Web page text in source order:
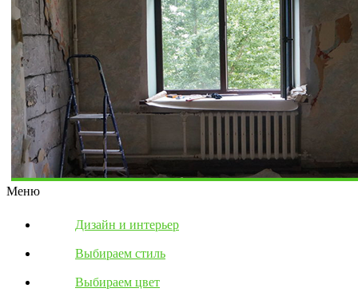
Меню
Дизайн и интерьер
Выбираем стиль
Выбираем цвет